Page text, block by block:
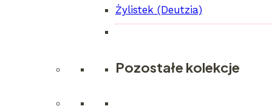
Żylistek (Deutzia)
Pozostałe kolekcje
Clematis Źródło Dobrych Pnączy